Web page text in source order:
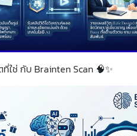
ใช่ กับ Brainten Scan 🧠✨